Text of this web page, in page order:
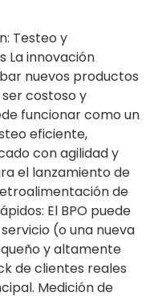
Testeo y
La innovación
nuevos productos
costoso y
funcionar como un
eficiente,
con agilidad y
el lanzamiento de
de
El BPO puede
(o una nueva
y altamente
de clientes reales
Medición de